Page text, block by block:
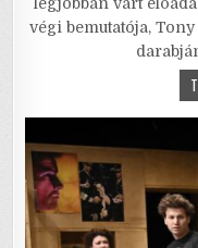
e
b
k
végi bemutatója,